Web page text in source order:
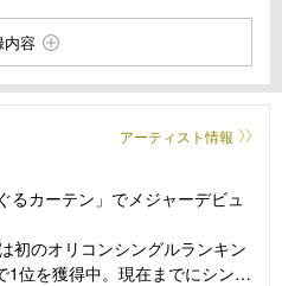
内容
アーティスト情報
カーテン」でメジャーデビュ
初のオリコンシングルランキン
1位を獲得中。現在までにシング